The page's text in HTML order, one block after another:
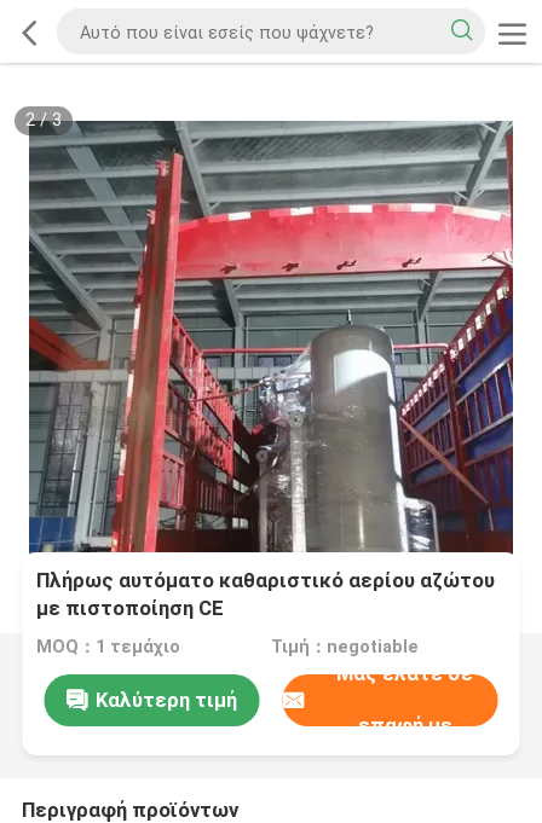
2/3
Πλήρως αυτόματο καθαριστικό αερίου αζώτου
με πιστοποίηση CE
MOQ：1 τεμάχιο Τιμή：negotiable
Καλύτερη τιμή
Μας ελάτε σε
επαφή με
Περιγραφή προϊόντων